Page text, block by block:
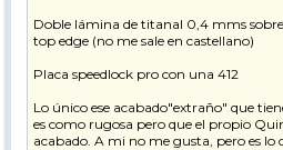
Doble lámina de titanal 0,4 mms
top edge (no me sale en castellano)
Placa speedlock pro con una 412
Lo único ese acabado"extraño" que
es como rugosa pero que el propio
acabado. A mi no me gusta, pero es lo